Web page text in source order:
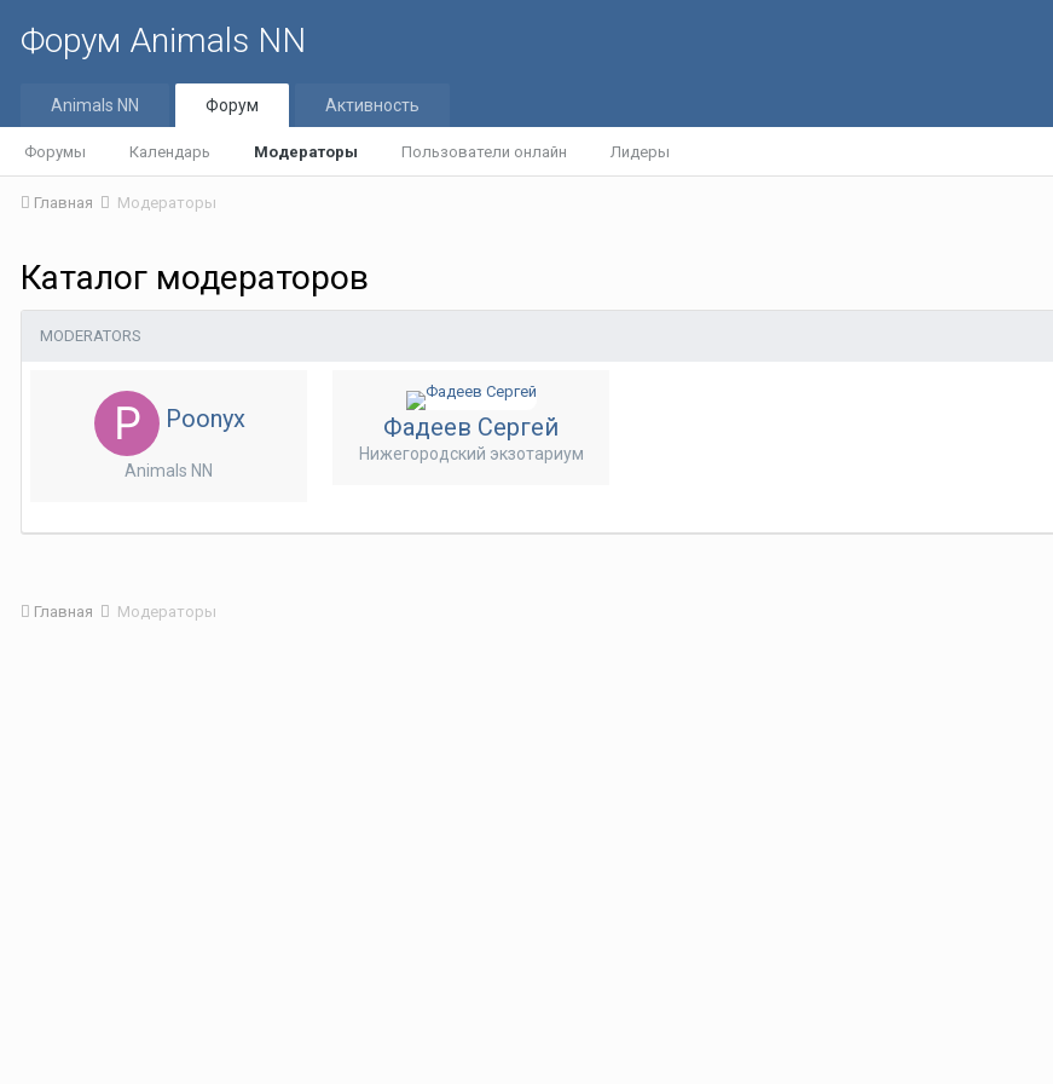
Форум Animals NN
Animals NN Форум
Форумы Календарь Модераторы Пользователи онлайн Лидеры
Активность
Главная Модераторы
Каталог модераторов
MODERATORS
Poonyx
Animals NN
Фадеев Сергей
Нижегородский экзотариум
Главная Модераторы